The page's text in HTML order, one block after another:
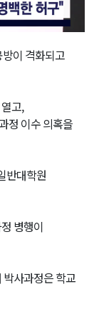
이 격화되고
고,
정 이수 의혹을
반대학원
병행이
사과정은 학교